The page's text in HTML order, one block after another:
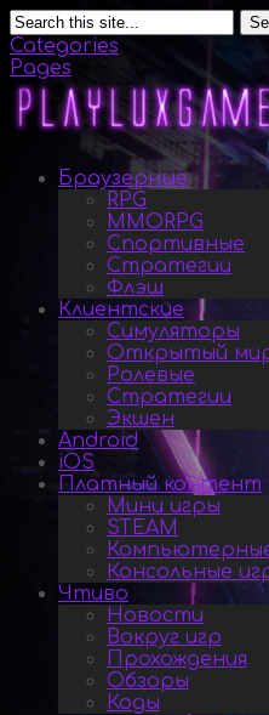
Categories
Pages
Браузерные
RPG
MMORPG
Спортивные
Стратегии
Флэш
Клиентские
Симуляторы
Открытый
Ролевые
Стратегии
Экшен
Android
iOS
Платный контент
Мини игры
STEAM
Консольные
Чтиво
Новости
Вокруг игр
Прохождения
Обзоры
Коды